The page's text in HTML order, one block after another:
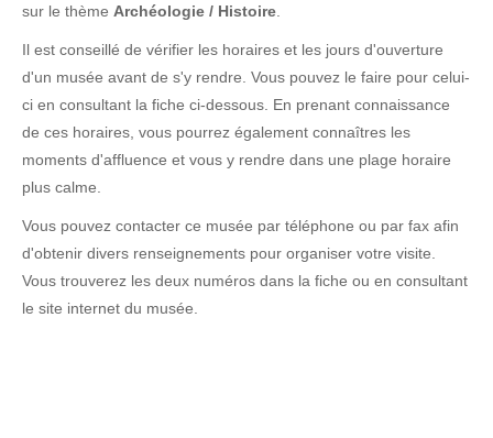
sur le thème Archéologie / Histoire
Il est conseillé de vérifier les horaires et les jours d'ouverture
d'un musée avant de s'y rendre. Vous pouvez le faire pour celui-
ci en consultant la fiche ci-dessous. En prenant connaissance
de ces horaires, vous pourrez également connaîtres les
moments d'affluence et vous y rendre dans une plage horaire
plus calme.
Vous pouvez contacter ce musée par téléphone ou par fax afin
d'obtenir divers renseignements pour organiser votre visite.
Vous trouverez les deux numéros dans la fiche ou en consultant
le site internet du musée.